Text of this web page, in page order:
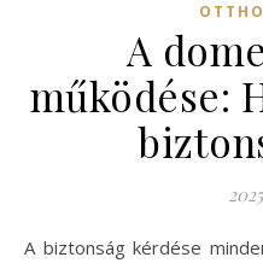
A
működése:
A biztonság kérdése mindenki számára kiemelten fontos,